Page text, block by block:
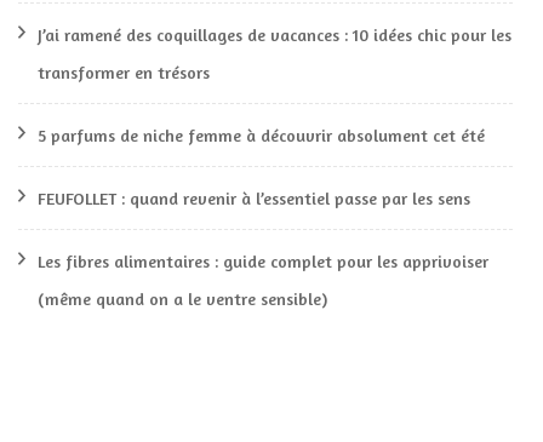
J’ai ramené des coquillages de vacances : 10 idées chic pour les
transformer en trésors
5 parfums de niche femme à découvrir absolument cet été
FEUFOLLET : quand revenir à l’essentiel passe par les sens
Les fibres alimentaires : guide complet pour les apprivoiser
(même quand on a le ventre sensible)